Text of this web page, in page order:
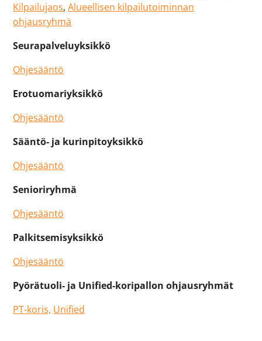
Kilpailujaos,Alueellisen kilpailutoiminnan
ohjausryhmä
Seurapalveluyksikkö
Ohjesääntö
Erotuomariyksikkö
Ohjesääntö
Sääntö- ja kurinpitoyksikkö
Ohjesääntö
Senioriryhmä
Ohjesääntö
Palkitsemisyksikkö
Ohjesääntö
Pyörätuoli- ja Unified-koripallon ohjausryhmät
PT-koris, Unified